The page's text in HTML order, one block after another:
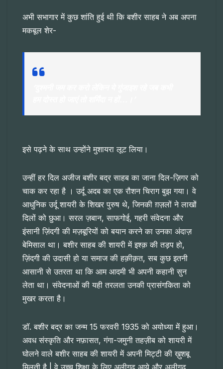
अभी सभागार में कुछ शांति हुई थी कि बशीर साहब ने अब अपना
मकबूल शेर-
इसे पढ़ने के साथ उन्होंने मुशायरा लूट लिया।
उन्हीं हर दिल अजीज बशीर बद्र साहब का जाना दिल-ज़िगर को
चाक कर रहा है । उर्दू अदब का एक रौशन चिराग बुझ गया। वे
आधुनिक उर्दू शायरी के शिखर पुरुष थे, जिनकी ग़ज़लों ने लाखों
दिलों को छुआ। सरल ज़बान, साफगोई, गहरी संवेदना और
इंसानी ज़िंदगी की मज़बूरियों को बयान करने का उनका अंदाज़
बेमिसाल था। बशीर साहब की शायरी में इश्क़ की तड़प हो,
ज़िंदगी की उदासी हो या समाज की हक़ीक़त, सब कुछ इतनी
आसानी से उतरता था कि आम आदमी भी अपनी कहानी सुन
लेता था। संवेदनाओं की यही तरलता उनकी प्रासंगकिता को
मुखर करता है।
डॉ. बशीर बद्र का जन्म 15 फरवरी 1935 को अयोध्या में हुआ।
अवध संस्कृति और नफ़ासत, गंगा-जमुनी तहज़ीब को शायरी में
घोलने वाले बशीर साहब की शायरी में अपनी मिट्टी की ख़ुशबू